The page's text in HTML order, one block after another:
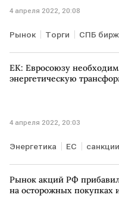
4 апреля 2022, 20:08
Рынок Торги СПБ
ЕК: Евросоюзу
энергетическую
4 апреля 2022, 20:03
Энергетика ЕС
Рынок акций РФ прибавил
на осторожных покупках